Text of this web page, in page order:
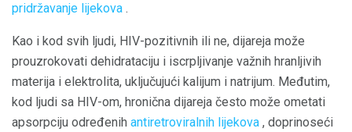
pridržavanje lijekova .
Kao i kod svih ljudi, HIV-pozitivnih ili ne, dijareja može
prouzrokovati dehidrataciju i iscrpljivanje važnih hranljivih
materija i elektrolita, uključujući kalijum i natrijum. Međutim,
kod ljudi sa HIV-om, hronična dijareja često može ometati
apsorpciju određenih antiretroviralnih lijekova , doprinoseći